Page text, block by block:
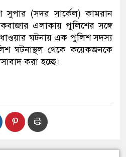
সুপার (সদর সার্কেল) কামরান
এলাকায় পুলিশের সঙ্গে
ধাওয়ার ঘটনায় এক পুলিশ সদস্য
ঘটনাস্থল থেকে কয়েকজনকে
করা হচ্ছে।